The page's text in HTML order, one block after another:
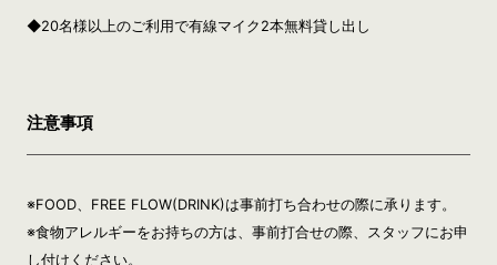
◆20名様以上のご利用で有線マイク2本無料貸し出し
注意事項
※FOOD、FREE FLOW(DRINK)は事前打ち合わせの際に承ります。
※食物アレルギーをお持ちの方は、事前打合せの際、スタッフにお申
し付けください。